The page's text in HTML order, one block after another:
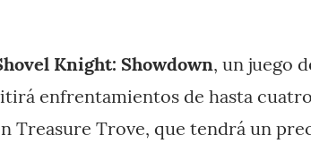
Knight: Showdown, un juego
enfrentamientos de hasta
Treasure Trove, que tendrá un